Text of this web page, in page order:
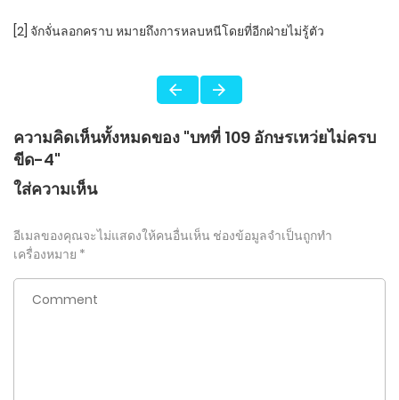
[2] จักจั่นลอกคราบ หมายถึงการหลบหนีโดยที่อีกฝ่ายไม่รู้ตัว
ความคิดเห็นทั้งหมดของ "บทที่ 109 อักษรเหว่ยไม่ครบ
ขีด-4"
ใส่ความเห็น
อีเมลของคุณจะไม่แสดงให้คนอื่นเห็น ช่องข้อมูลจำเป็นถูกทำ
เครื่องหมาย *